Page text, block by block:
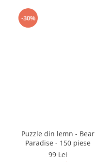
-30%
Puzzle din lemn - Bear
Paradise - 150 piese
99 Lei